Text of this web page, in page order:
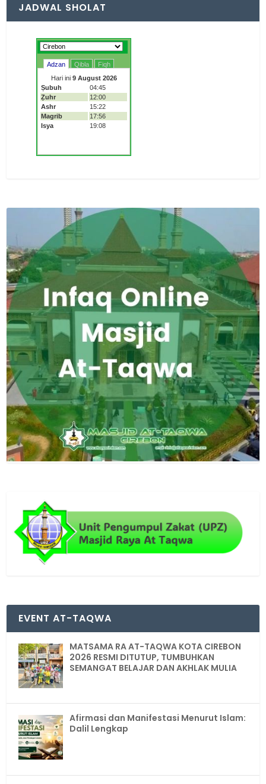
JADWAL SHOLAT
EVENT AT-TAQWA
MATSAMA RA AT-TAQWA KOTA CIREBON
2026 RESMI DITUTUP, TUMBUHKAN
SEMANGAT BELAJAR DAN AKHLAK MULIA
Afirmasi dan Manifestasi Menurut Islam:
Dalil Lengkap